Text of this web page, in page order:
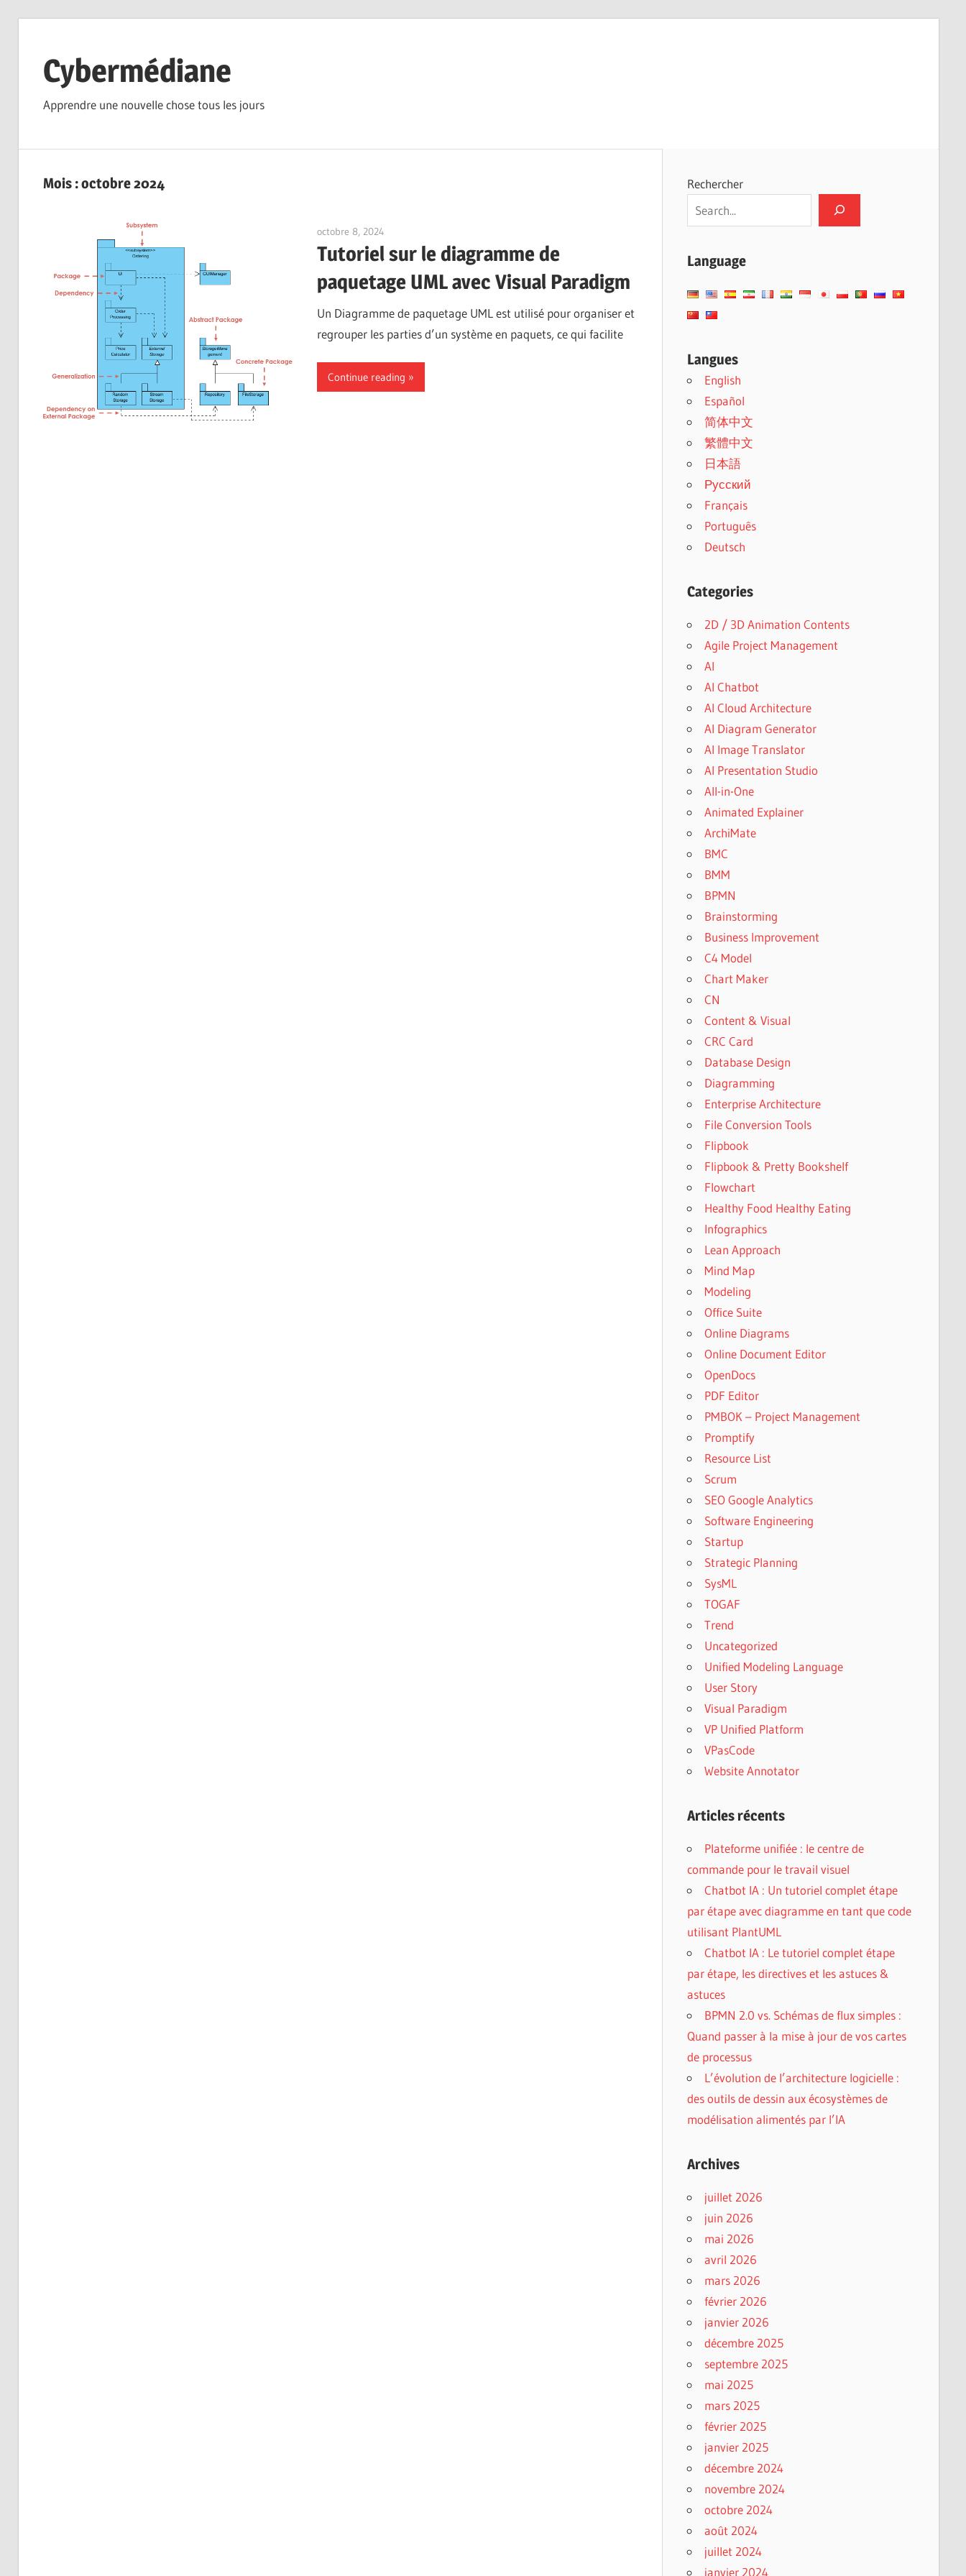
contentCybermédiane
Apprendre une nouvelle chose tous les jours
Mois :octobre 2024
octobre 8, 2024
Tutoriel sur le diagramme de
paquetage UML avec Visual Paradigm
Un Diagramme de paquetage UML est utilisé pour organiser et
regrouper les parties d’un système en paquets, ce qui facilite
Continue reading
Rechercher
Language
Langues
English
Español
简体中文
繁體中文
日本語
Русский
Français
Português
Deutsch
Categories
2D / 3D Animation Contents
Agile Project Management
AI
AI Chatbot
AI Cloud Architecture
AI Diagram Generator
AI Image Translator
AI Presentation Studio
All-in-One
Animated Explainer
ArchiMate
BMC
BMM
BPMN
Brainstorming
Business Improvement
C4 Model
Chart Maker
CN
Content & Visual
CRC Card
Database Design
Diagramming
Enterprise Architecture
File Conversion Tools
Flipbook
Flipbook & Pretty Bookshelf
Flowchart
Healthy Food Healthy Eating
Infographics
Lean Approach
Mind Map
Modeling
Office Suite
Online Diagrams
Online Document Editor
OpenDocs
PDF Editor
PMBOK – Project Management
Promptify
Resource List
Scrum
SEO Google Analytics
Software Engineering
Startup
Strategic Planning
SysML
TOGAF
Trend
Uncategorized
Unified Modeling Language
User Story
Visual Paradigm
VP Unified Platform
VPasCode
Website Annotator
Articles récents
Plateforme unifiée : le centre de
commande pour le travail visuel
Chatbot IA : Un tutoriel complet étape
par étape avec diagramme en tant que code
utilisant PlantUML
Chatbot IA : Le tutoriel complet étape
par étape, les directives et les astuces &
astuces
BPMN 2.0 vs. Schémas de flux simples :
Quand passer à la mise à jour de vos cartes
de processus
L’évolution de l’architecture logicielle :
des outils de dessin aux écosystèmes de
modélisation alimentés par l’IA
Archives
juillet 2026
juin 2026
mai 2026
avril 2026
mars 2026
février 2026
janvier 2026
décembre 2025
septembre 2025
mai 2025
mars 2025
février 2025
janvier 2025
décembre 2024
novembre 2024
octobre 2024
août 2024
juillet 2024
janvier 2024